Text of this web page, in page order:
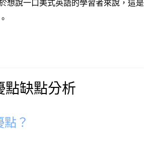
想說一口美式英語的學習者來說，這是
。
點缺點分析
點？